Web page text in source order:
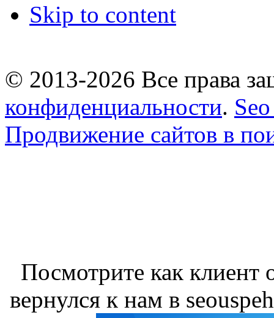
Skip to content
© 2013-2026 Все права
конфиденциальности.
Продвижение сайтов в
Посмотрите как клиент
вернулся к нам в